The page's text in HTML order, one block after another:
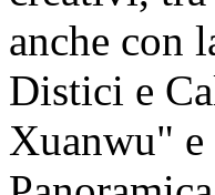
anche con
Distici e
Xuanwu"